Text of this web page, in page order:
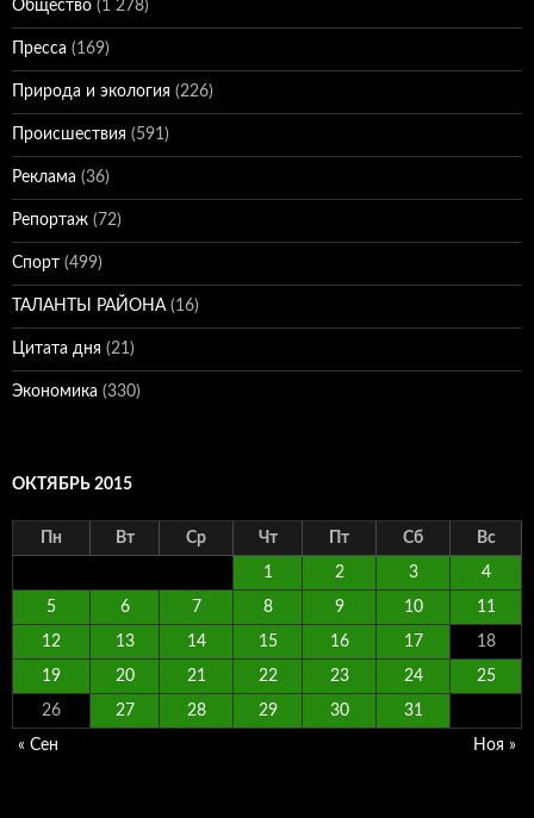
Общество (1 278)
Пресса (169)
Природа и экология (226)
Происшествия (591)
Реклама (36)
Репортаж (72)
Спорт (499)
ТАЛАНТЫ РАЙОНА(16)
Цитата дня (21)
Экономика (330)
ОКТЯБРЬ 2015
Пн Вт Ср Чт Пт Сб Вс
1 2 3 4
5 6 7 8 9 10 11
12 13 14 15 16 17 18
19 20 21 22 23 24 25
26 27 28 29 30 31
« Сен Ноя »